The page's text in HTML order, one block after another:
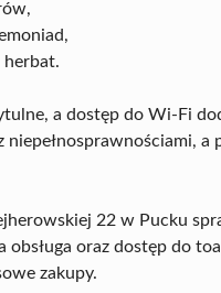
herbat.
a dostęp do Wi-Fi
niepełnosprawnościami,
22 w Pucku
obsługa oraz dostęp do
zakupy.